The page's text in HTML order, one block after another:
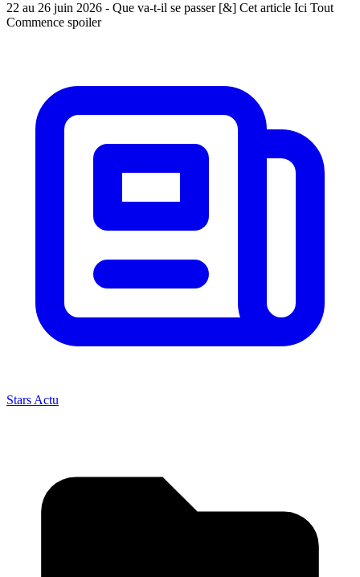
22 au 26 juin 2026 - Que va-t-il se passer [&] Cet article Ici Tout
Commence spoiler
Stars Actu